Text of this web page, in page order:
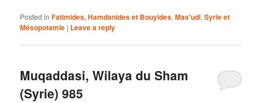
Posted in Fatimides, Hamdanides et Bouyides,Mas'udi,Syrie et
Mésopotamie | Leave a reply
Muqaddasi, Wilaya du Sham
(Syrie) 985